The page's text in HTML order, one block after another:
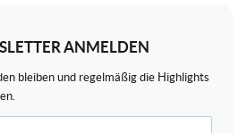
ANMELDEN
bleiben und regelmäßig die Highlights